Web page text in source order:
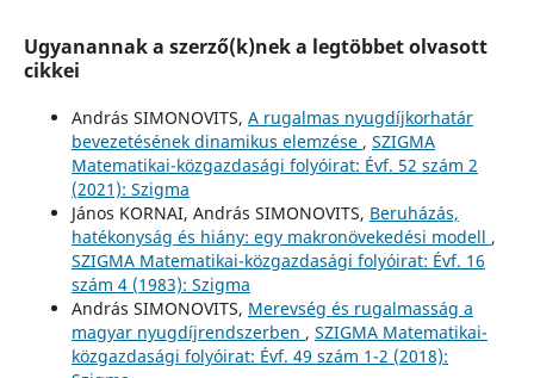
Ugyanannak a szerző(k)nek a legtöbbet olvasott
cikkei
András SIMONOVITS, A rugalmas nyugdíjkorhatár
bevezetésének dinamikus elemzése , SZIGMA
Matematikai-közgazdasági folyóirat: Évf. 52 szám 2
(2021): Szigma
János KORNAI, András SIMONOVITS, Beruházás,
hatékonyság és hiány: egy makronövekedési modell ,
SZIGMA Matematikai-közgazdasági folyóirat: Évf. 16
szám 4 (1983): Szigma
András SIMONOVITS, Merevség és rugalmasság a
magyar nyugdíjrendszerben , SZIGMA Matematikai-
közgazdasági folyóirat: Évf. 49 szám 1-2 (2018):